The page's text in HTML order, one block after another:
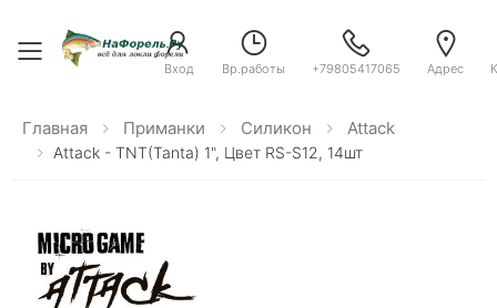
Toggle menu
Вход Вр.работы +79805417065 Адрес
Главная Приманки Силикон Attack
Attack - TNT(Tanta) 1", Цвет RS-S12, 14шт